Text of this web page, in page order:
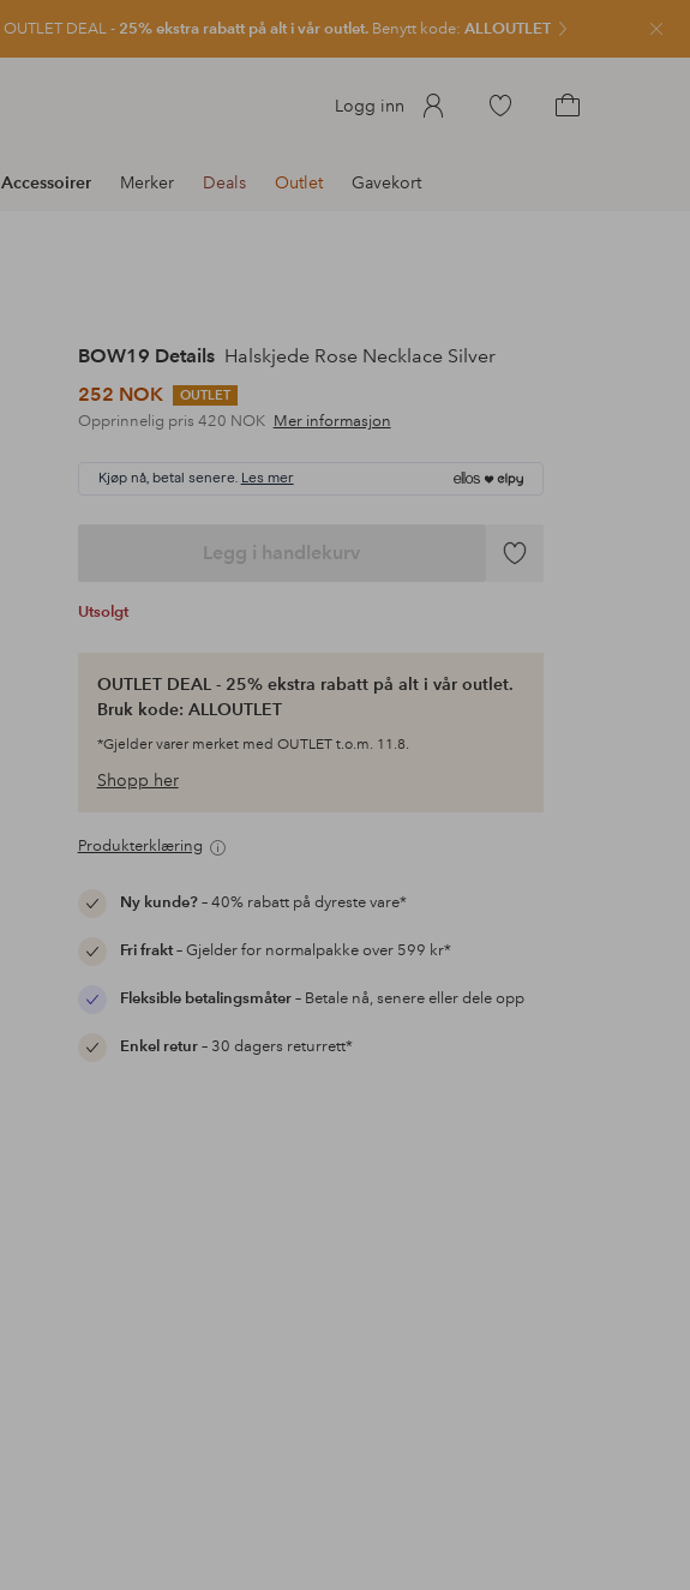
OUTLET DEAL - 25% ekstra rabatt på alt i vår outlet. Benytt kode: ALLOUTLET Lukk
Logg inn
Gå
Accessoirer Merker Deals Outlet Gavekort
BOW19 Details Halskjede Rose Necklace Silver
252 NOK
OUTLET
Opprinnelig pris 420 NOK Mer informasjon
Kjøp nå, betal senere. Les mer
Legg i handlekurv
Legg
Utsolgt
OUTLET DEAL - 25% ekstra rabatt på alt i vår outlet.
Bruk kode: ALLOUTLET
*Gjelder varer merket med OUTLET t.o.m. 11.8.
Shopp her
Produkterklæring
Ny kunde?– 40% rabatt på dyreste vare*
Fri frakt– Gjelder for normalpakke over 599 kr*
Fleksible betalingsmåter– Betale nå, senere eller dele opp
Enkel retur– 30 dagers returrett*